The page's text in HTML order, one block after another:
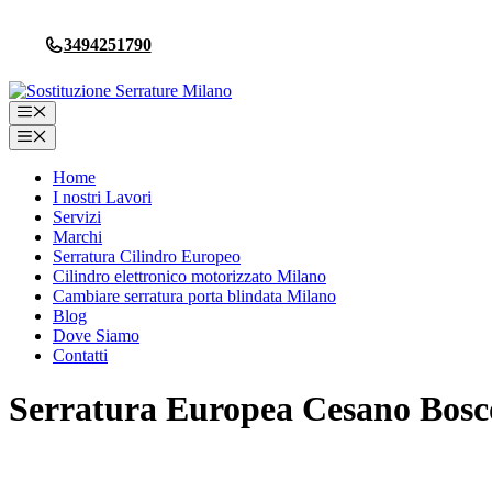
contenuto
3494251790
Menu
Menu
Home
I nostri Lavori
Servizi
Marchi
Serratura Cilindro Europeo
Cilindro elettronico motorizzato Milano
Cambiare serratura porta blindata Milano
Blog
Dove Siamo
Contatti
Serratura Europea Cesano